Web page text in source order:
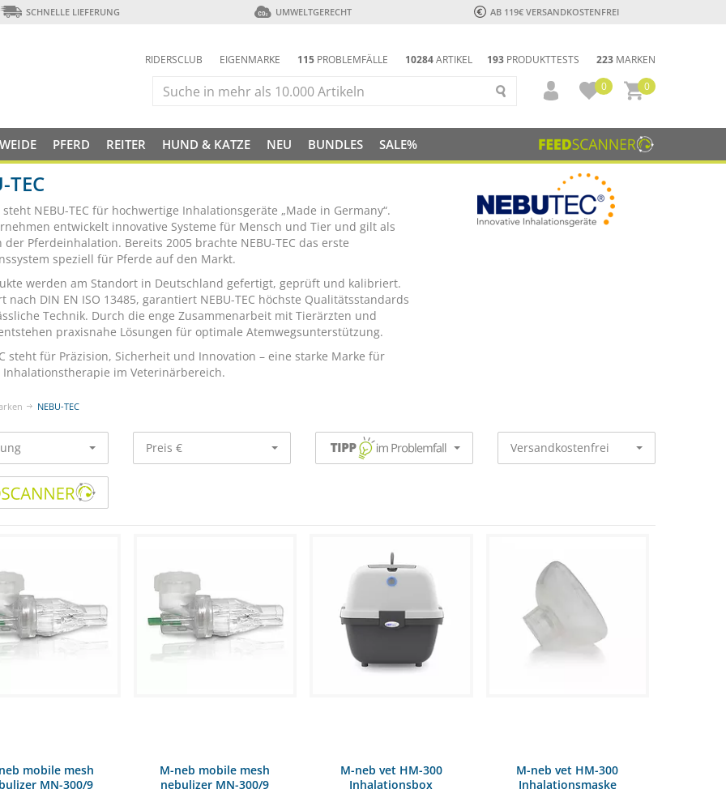
SCHNELLE LIEFERUNG UMWELTGERECHT AB 119€ VERSANDKOSTENFREI
193 PRODUKTTESTS 223 MARKEN
RIDERSCLUB EIGENMARKE 115 PROBLEMFÄLLE 10284ARTIKEL
0
0
PFERD REITER HUND & KATZE NEU BUNDLES SALE%
TEC
steht NEBU-TEC für hochwertige Inhalationsgeräte „Made in Germany“.
entwickelt innovative Systeme für Mensch und Tier und gilt als
der Pferdeinhalation. Bereits 2005 brachte NEBU-TEC das erste
speziell für Pferde auf den Markt.
werden am Standort in Deutschland gefertigt, geprüft und kalibriert.
nach DIN EN ISO 13485, garantiert NEBU-TEC höchste Qualitätsstandards
Technik. Durch die enge Zusammenarbeit mit Tierärzten und
praxisnahe Lösungen für optimale Atemwegsunterstützung.
steht für Präzision, Sicherheit und Innovation – eine starke Marke für
Inhalationstherapie im Veterinärbereich.
NEBU-TEC
Preis € Versandkostenfrei
mobile mesh
MN-300/9
M-neb mobile mesh
nebulizer MN-300/9
M-neb vet HM-300
Inhalationsbox
M-neb vet HM-300
Inhalationsmaske